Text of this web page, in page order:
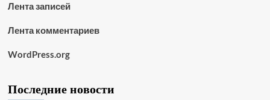
Лента записей
Лента комментариев
WordPress.org
Последние новости